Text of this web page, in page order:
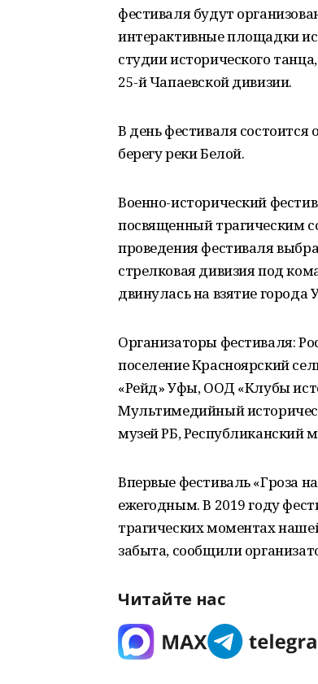
фестиваля будут
интерактивные площадки
студии исторического
25-й Чапаевской дивизии.
В день фестиваля
берегу реки Белой.
Военно-исторический
посвященный трагическим
проведения фестиваля
стрелковая дивизия под
двинулась на взятие города
Организаторы фестиваля:
поселение Красноярский
«Рейд» Уфы, ООД «Клубы
Мультимедийный
музей РБ, Республиканский
Впервые фестиваль «Гроза
ежегодным. В 2019 году
трагических моментах
забыта, сообщили
Читайте нас